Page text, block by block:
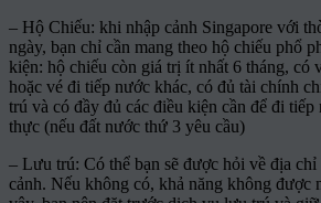
– Hộ Chiếu: khi nhập cảnh Singapore với
ngày, bạn chỉ cần mang theo hộ chiếu phổ
kiện: hộ chiếu còn giá trị ít nhất 6 tháng, có
hoặc vé đi tiếp nước khác, có đủ tài chính
trú và có đầy đủ các điều kiện cần để đi
thực (nếu đất nước thứ 3 yêu cầu)
– Lưu trú: Có thể bạn sẽ được hỏi về địa
cảnh. Nếu không có, khả năng không được